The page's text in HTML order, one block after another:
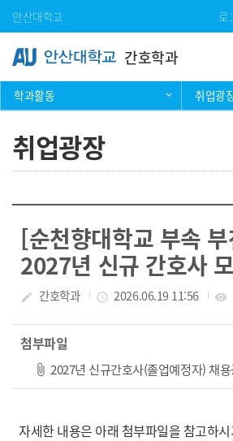
Skip Menu
안산대학교 로
간호학과
학과활동 취업광
취업광장
[순천향대학교 부속
2027년 신규 간호사
작성자
create 간호학과 작성일
access_time 2026.06.19 11:56 조
visibility
첨부파일
2027년 신규간호사(졸업예정자) 채
자세한 내용은 아래 첨부파일을 참고하